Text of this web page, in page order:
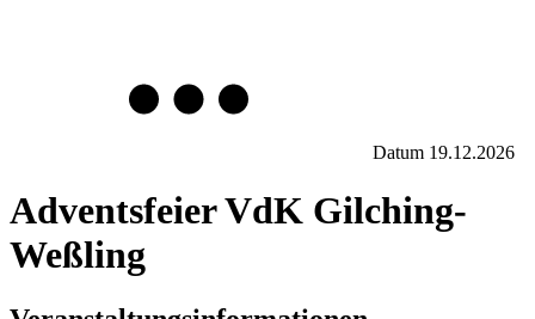
Datum 19.12.2026
Adventsfeier VdK Gilching-
Weßling